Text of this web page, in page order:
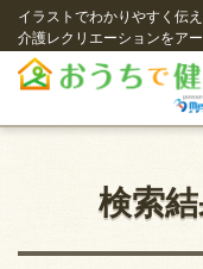
イラストでわかりやすく伝え
介護レクリエーションをア
検索